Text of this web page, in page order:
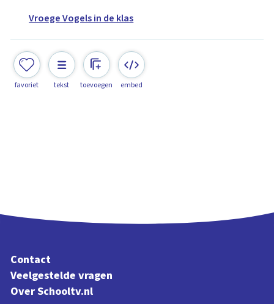
Vroege Vogels in de klas
favoriet tekst toevoegen embed
Contact
Veelgestelde vragen
Over Schooltv.nl